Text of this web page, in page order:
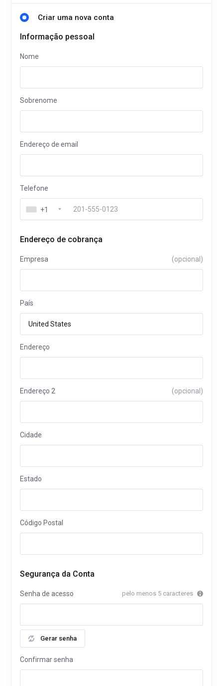
Criar uma nova conta
Informação pessoal
Nome
Sobrenome
Endereço de email
Telefone
+1
Endereço de cobrança
Empresa (opcional)
País
Endereço
Endereço 2 (opcional)
Cidade
Estado
Código Postal
Segurança da Conta
Senha de acesso pelo menos 5 caracteres
Gerar senha
Confirmar senha